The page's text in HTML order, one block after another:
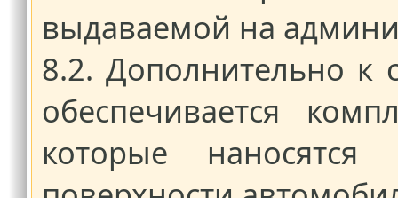
выдаваемой на
8.2. Дополнительно к
обеспечивается
которые